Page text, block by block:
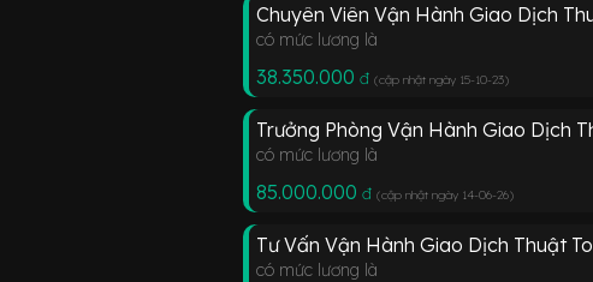
Chuyên Viên Vận Hành Giao Dịch
có mức lương là
38.350.000 đ (cập nhật ngày 15-10-23)
Trưởng Phòng Vận Hành Giao Dịch
có mức lương là
85.000.000 đ (cập nhật ngày 14-06-26)
Tư Vấn Vận Hành Giao Dịch Thuật
có mức lương là